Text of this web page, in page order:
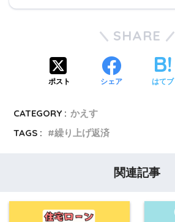
SHARE
ポスト シェア はてブ
CATEGORY : かえす
TAGS :
繰り上げ返済
関連記事